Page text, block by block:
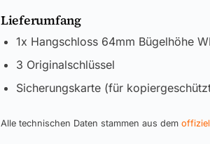
Lieferumfang
1x Hangschloss 64mm Bügelhöhe
3 Originalschlüssel
Sicherungskarte (für
Alle technischen Daten stammen aus dem